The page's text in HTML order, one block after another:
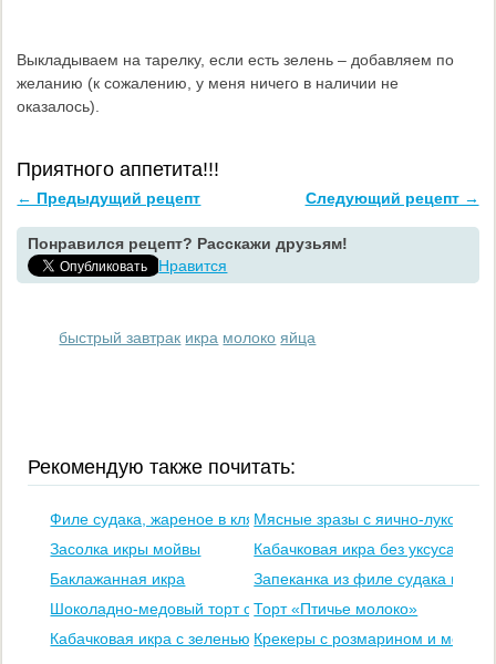
Выкладываем на тарелку, если есть зелень – добавляем по
желанию (к сожалению, у меня ничего в наличии не
оказалось).
Приятного аппетита!!!
← Предыдущий рецепт Следующий рецепт →
Понравился рецепт? Расскажи друзьям!
Нравится
быстрый завтрак икра молоко яйца
Рекомендую также почитать:
Филе судака, жареное в кляреМясные зразы с яично-луковой
Засолка икры мойвы
Кабачковая икра без уксуса
Баклажанная икра
Запеканка из филе судака в
Шоколадно-медовый торт со сметанно-ореховым кремом
Торт «Птичье молоко»
Кабачковая икра с зеленью Крекеры с розмарином и